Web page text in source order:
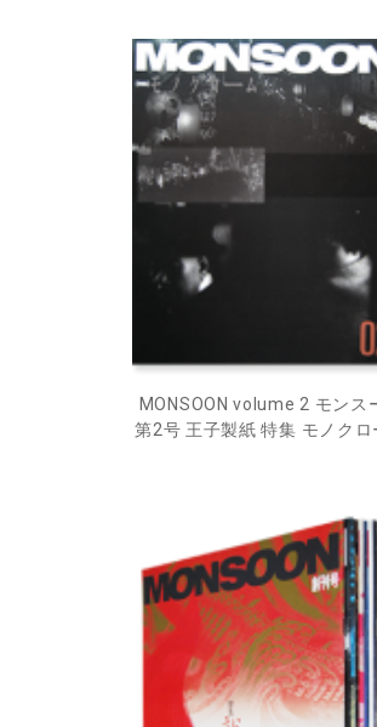
MONSOON volume 2 モンス
第2号 王子製紙 特集 モノクロ